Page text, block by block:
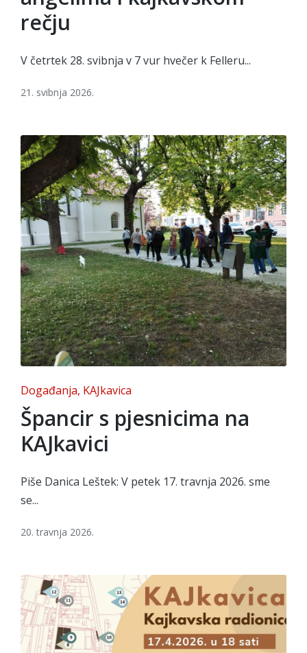
rečju
V četrtek 28. svibnja v 7 vur hvečer k Felleru...
21. svibnja 2026.
Posted
in
Događanja KAJkavica
Špancir s pjesnicima na
KAJkavici
Piše Danica Leštek: V petek 17. travnja 2026. sme
se...
20. travnja 2026.